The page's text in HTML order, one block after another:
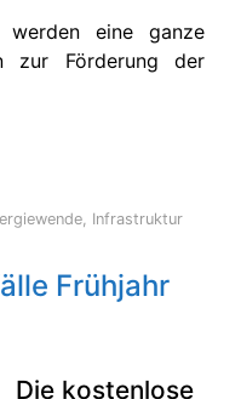
werden eine ganze
zur Förderung der
, Infrastruktur
Frühjahr
Die kostenlose